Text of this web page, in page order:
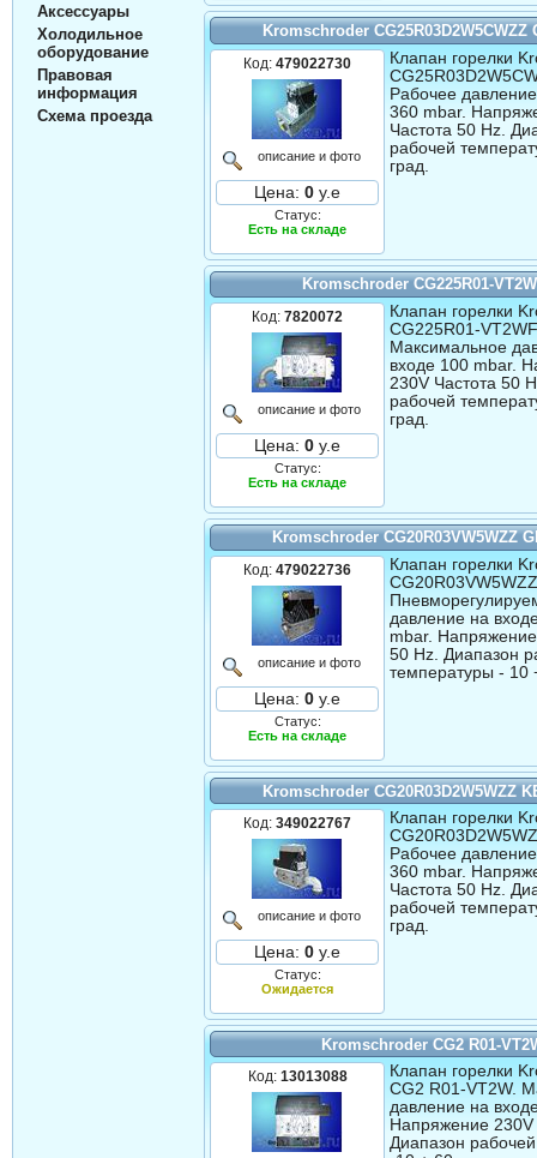
Аксессуары
Холодильное
оборудование
Правовая
информация
Схема проезда
Kromschroder CG25R03D2W5CWZZ
Код:479022730
описание и фото
Цена: 0 у.е
Статус:
Есть на складе
Клапан горелки
Рабочее
360 mbar.
Частота 50 Hz.
рабочей
град.
Kromschroder CG225R01-
Код:7820072
описание и фото
Цена: 0 у.е
Статус:
Есть на складе
Клапан горелки
CG225R01-
Максимальное
входе 100 mbar.
230V Частота 50
рабочей
град.
Kromschroder CG20R03VW5WZZ
Код:479022736
описание и фото
Цена: 0 у.е
Статус:
Есть на складе
Клапан горелки
давление на
mbar.
50 Hz. Диапазон
температуры - 10
Kromschroder CG20R03D2W5WZZ
Код:349022767
описание и фото
Цена: 0 у.е
Статус:
Ожидается
Клапан горелки
Рабочее
360 mbar.
Частота 50 Hz.
рабочей
град.
Kromschroder CG2 R01-
Код: 13013088
Клапан горелки
CG2 R01-VT2W.
давление на
Напряжение 230V
Диапазон